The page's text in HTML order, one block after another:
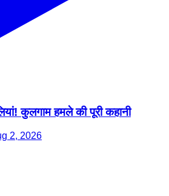
कुलगाम हमले की पूरी कहानी
2, 2026